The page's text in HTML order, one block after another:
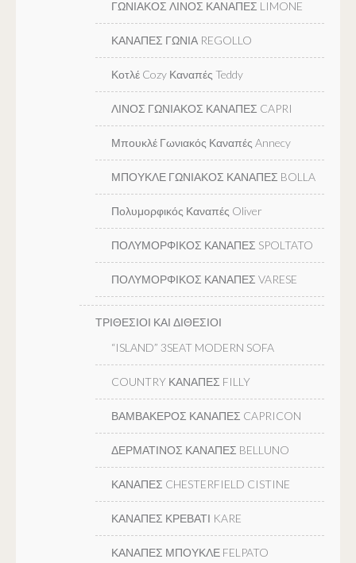
ΓΩΝΙΑΚΟΣ ΛΙΝΟΣ ΚΑΝΑΠΕΣ LIMONE
ΚΑΝΑΠΕΣ ΓΩΝΙΑ REGOLLO
Κοτλέ Cozy Καναπές Teddy
ΛΙΝΟΣ ΓΩΝΙΑΚΟΣ ΚΑΝΑΠΕΣ CAPRI
Μπουκλέ Γωνιακός Καναπές Annecy
ΜΠΟΥΚΛΕ ΓΩΝΙΑΚΟΣ ΚΑΝΑΠΕΣ BOLLA
Πολυμορφικός Καναπές Oliver
ΠΟΛΥΜΟΡΦΙΚΟΣ ΚΑΝΑΠΕΣ SPOLTATO
ΠΟΛΥΜΟΡΦΙΚΟΣ ΚΑΝΑΠΕΣ VARESE
ΤΡΙΘΕΣΙΟΙ ΚΑΙ ΔΙΘΕΣΙΟΙ
“ISLAND” 3SEAT MODERN SOFA
COUNTRY ΚΑΝΑΠΕΣ FILLY
ΒΑΜΒΑΚΕΡΟΣ ΚΑΝΑΠΕΣ CAPRICON
ΔΕΡΜΑΤΙΝΟΣ ΚΑΝΑΠΕΣ BELLUNO
ΚΑΝΑΠΕΣ CHESTERFIELD CISTINE
ΚΑΝΑΠΕΣ ΚΡΕΒΑΤΙ KARE
ΚΑΝΑΠΕΣ ΜΠΟΥΚΛΕ FELPATO